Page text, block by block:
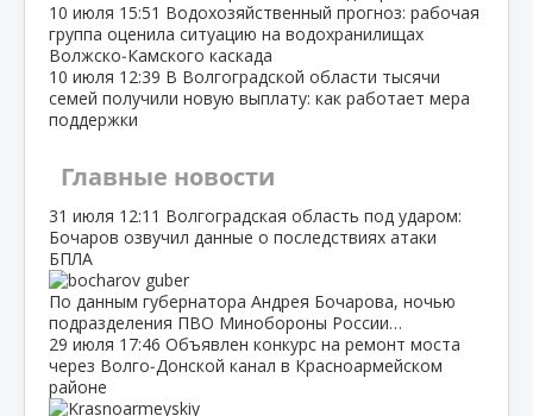
10 июля 15:51 Водохозяйственный прогноз: рабочая
группа оценила ситуацию на водохранилищах
Волжско‑Камского каскада
10 июля 12:39 В Волгоградской области тысячи
семей получили новую выплату: как работает мера
поддержки
Главные новости
31 июля 12:11 Волгоградская область под ударом:
Бочаров озвучил данные о последствиях атаки
БПЛА
По данным губернатора Андрея Бочарова, ночью
подразделения ПВО Минобороны России…
29 июля 17:46 Объявлен конкурс на ремонт моста
через Волго‑Донской канал в Красноармейском
районе